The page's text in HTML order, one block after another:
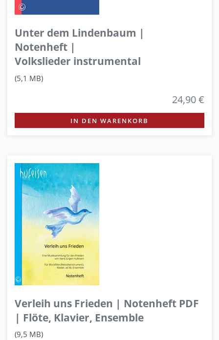
Unter dem Lindenbaum |
Notenheft |
Volkslieder instrumental
(5,1 MB)
24,90 €
IN DEN WARENKORB
Verleih uns Frieden | Notenheft PDF
| Flöte, Klavier, Ensemble
(9,5 MB)